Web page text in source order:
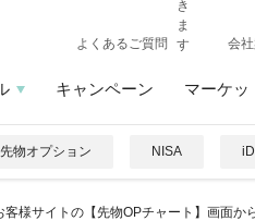
よくあるご質問 会
キャンペーン マーケッ
先物オプション NISA
客様サイトの【先物OPチャート】画面か